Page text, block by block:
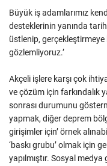
Büyük iş adamlarımız
desteklerinin yanında
üstlenip, gerçekleştirmeye
gözlemliyoruz.’
Akçeli işlere karşı çok
ve çözüm için farkındalık
sonrası durumunu
yapmak, diğer deprem
girişimler için’ örnek
‘baskı grubu’ olmak için
yapılmıştır. Sosyal